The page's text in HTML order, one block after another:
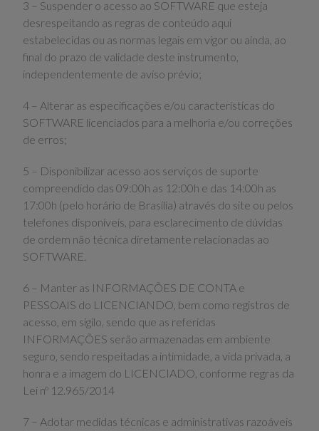
3 – Suspender o acesso ao SOFTWARE que esteja
desrespeitando as regras de conteúdo aqui
estabelecidas ou as normas legais em vigor ou ainda, ao
final do prazo de validade deste instrumento,
independentemente de aviso prévio;
4 – Alterar as especificações e/ou características do
SOFTWARE licenciados para a melhoria e/ou correções
de erros;
5 – Disponibilizar acesso aos serviços de suporte
compreendido das 09:00h as 12:00h e das 14:00h as
17:00h (pelo horário de Brasília) através do site ou pelos
telefones disponíveis, para esclarecimento de dúvidas
de ordem não técnica diretamente relacionadas ao
SOFTWARE.
6 – Manter as INFORMAÇÕES DE CONTA e
PESSOAIS do LICENCIANDO, bem como registros de
acesso, em sigilo, sendo que as referidas
INFORMAÇÕES serão armazenadas em ambiente
seguro, sendo respeitadas a intimidade, a vida privada, a
honra e a imagem do LICENCIADO, conforme regras da
Lei nº 12.965/2014
7 – Adotar medidas técnicas e administrativas razoáveis